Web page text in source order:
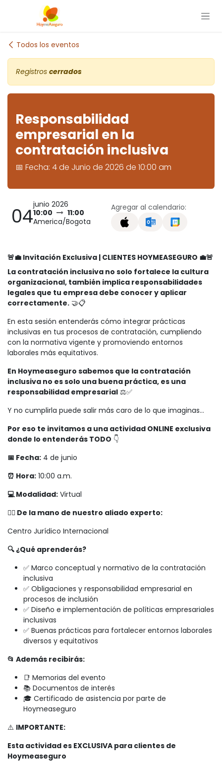
Ir al contenido
Todos los eventos
Registros cerrados
Responsabilidad
empresarial en la
contratación inclusiva
📅 Fecha: 4 de Junio de 2026 de 10:00 am
04junio 2026
10:00
11:00
America/Bogota
Agregar al calendario:
🚨💼 Invitación Exclusiva | CLIENTES HOYMEASEGURO 💼🚨
La contratación inclusiva no solo fortalece la cultura
organizacional, también implica responsabilidades
legales que tu empresa debe conocer y aplicar
correctamente. 🤝📋
En esta sesión entenderás cómo integrar prácticas
inclusivas en tus procesos de contratación, cumpliendo
con la normativa vigente y promoviendo entornos
laborales más equitativos.
En Hoymeaseguro sabemos que la contratación
inclusiva no es solo una buena práctica, es una
responsabilidad empresarial ⚖️✅
Y no cumplirla puede salir más caro de lo que imaginas…
Por eso te invitamos a una actividad ONLINE exclusiva
donde lo entenderás TODO 👇
📅 Fecha: 4 de junio
⏰ Hora: 10:00 a.m.
💻 Modalidad: Virtual
👨‍⚖️ De la mano de nuestro aliado experto:
Centro Jurídico Internacional
🔍 ¿Qué aprenderás?
✅ Marco conceptual y normativo de la contratación
inclusiva
✅ Obligaciones y responsabilidad empresarial en
procesos de inclusión
✅ Diseño e implementación de políticas empresariales
inclusivas
✅ Buenas prácticas para fortalecer entornos laborales
diversos y equitativos
📂 Además recibirás:
📑 Memorias del evento
📚 Documentos de interés
🎓 Certificado de asistencia por parte de
Hoymeaseguro
⚠️ IMPORTANTE:
Esta actividad es EXCLUSIVA para clientes de
Hoymeaseguro